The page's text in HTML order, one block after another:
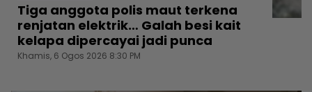
Tiga anggota polis maut terkena
renjatan elektrik… Galah besi kait
kelapa dipercayai jadi punca
Khamis, 6 Ogos 2026 8:30 PM